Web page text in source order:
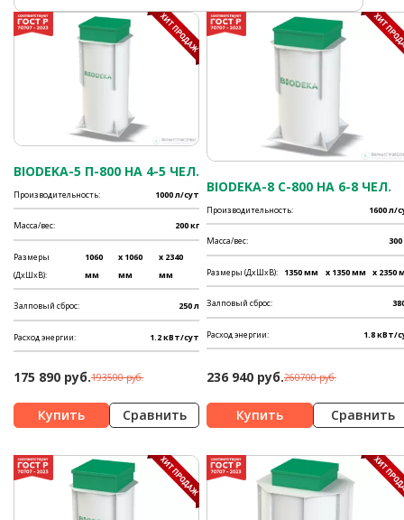
BIODEKA-5 П-800 НА 4-5 ЧЕЛ.
Производительность: 1000 л/сут
Масса/вес: 200 кг
Размеры
(ДхШхВ):
1060
мм
x 1060
мм
x 2340
мм
Залповый сброс: 250 л
Расход энергии: 1.2 кВт/сут
175 890 руб.193500 руб.
Сравнить
BIODEKA-8 C-800 НА 6-8 ЧЕЛ.
Производительность: 1600 л/
Масса/вес: 300
Размеры (ДхШхВ): 1350 мм x 1350 мм x 2350
Залповый сброс:
Расход энергии: 1.8 кВт/
236 940 руб.260700 руб.
Сравнить